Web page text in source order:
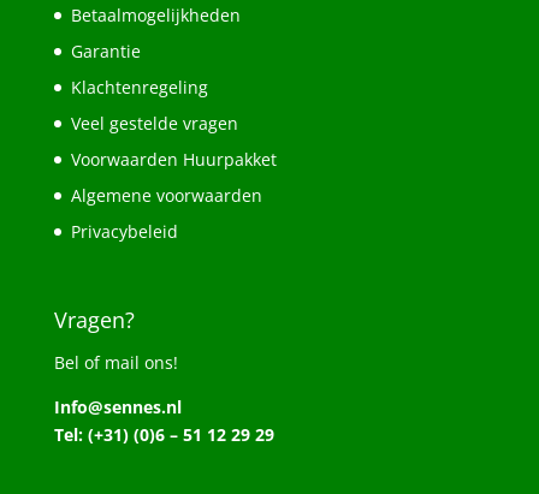
Betaalmogelijkheden
Garantie
Klachtenregeling
Veel gestelde vragen
Voorwaarden Huurpakket
Algemene voorwaarden
Privacybeleid
Vragen?
Bel of mail ons!
Info@sennes.nl
Tel: (+31) (0)6 – 51 12 29 29